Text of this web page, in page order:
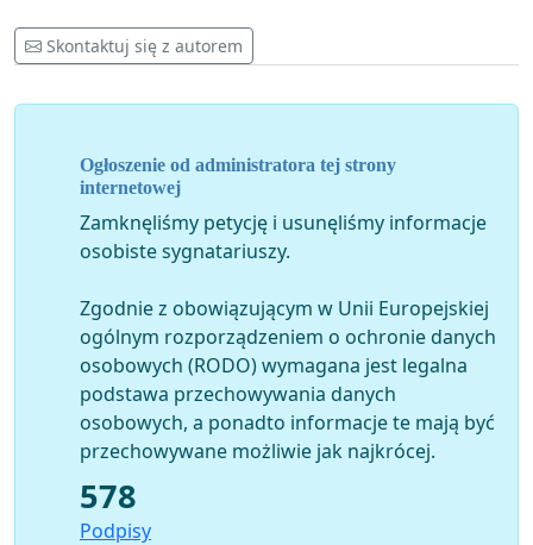
Skontaktuj się z autorem
Ogłoszenie od administratora tej strony
internetowej
Zamknęliśmy petycję i usunęliśmy informacje
osobiste sygnatariuszy.
Zgodnie z obowiązującym w Unii Europejskiej
ogólnym rozporządzeniem o ochronie danych
osobowych (RODO) wymagana jest legalna
podstawa przechowywania danych
osobowych, a ponadto informacje te mają być
przechowywane możliwie jak najkrócej.
578
Podpisy